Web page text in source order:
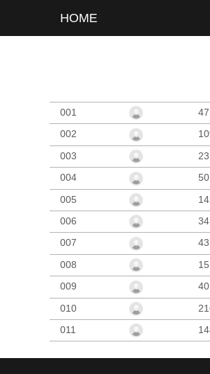
HOME
001
002
003
004
005
006
007
008
009
010
011